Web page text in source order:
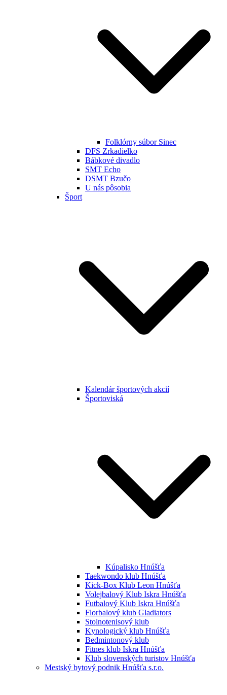
Folklórny súbor Sinec
DFS Zrkadielko
Bábkové divadlo
SMT Echo
DSMT Bzučo
U nás pôsobia
Šport
Kalendár športových akcií
Športoviská
Kúpalisko Hnúšťa
Taekwondo klub Hnúšťa
Kick-Box Klub Leon Hnúšťa
Volejbalový Klub Iskra Hnúšťa
Futbalový Klub Iskra Hnúšťa
Florbalový klub Gladiators
Stolnotenisový klub
Kynologický klub Hnúšťa
Bedmintonový klub
Fitnes klub Iskra Hnúšťa
Klub slovenských turistov Hnúšťa
Mestský bytový podnik Hnúšťa s.r.o.